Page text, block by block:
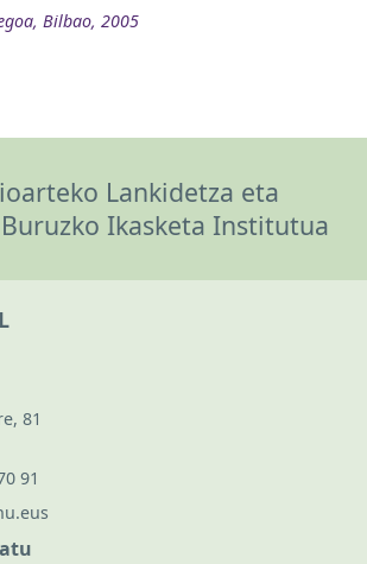
Bilbao, 2005
Lankidetza eta
Ikasketa Institutua
81
91